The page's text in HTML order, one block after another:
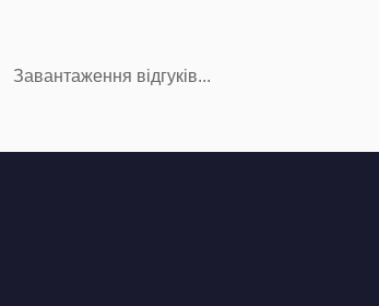
Завантаження відгуків...